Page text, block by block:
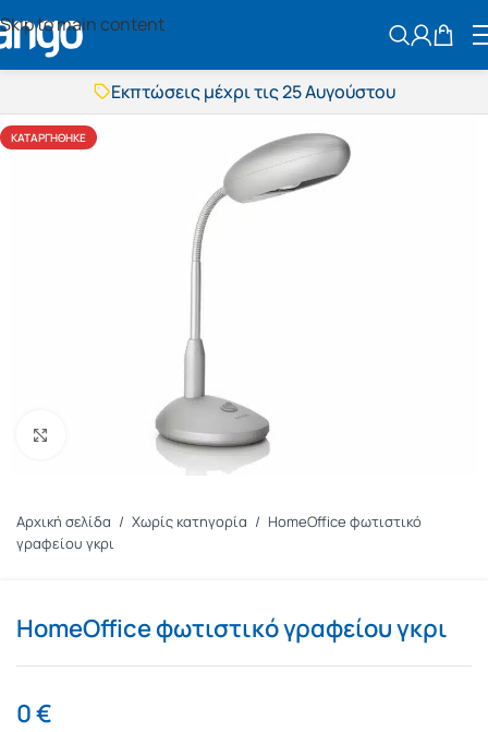
Skip to main content
Εκπτώσεις μέχρι τις 25 Αυγούστου
Δωρεάν μεταφορικά
BOXNOW αποστολή
Άμεση παράδοση
Εκπτώσεις μέχρι τις 25 Αυγούστου
Δωρεάν μεταφορικά
BOXNOW αποστολή
Άμεση παράδοση
ΚΑΤΑΡΓΉΘΗΚΕ
Πατήστε για μεγέθυνση
Αρχική σελίδα / Χωρίς κατηγορία / HomeOffice φωτιστικό
γραφείου γκρι
HomeOffice φωτιστικό γραφείου γκρι
0€